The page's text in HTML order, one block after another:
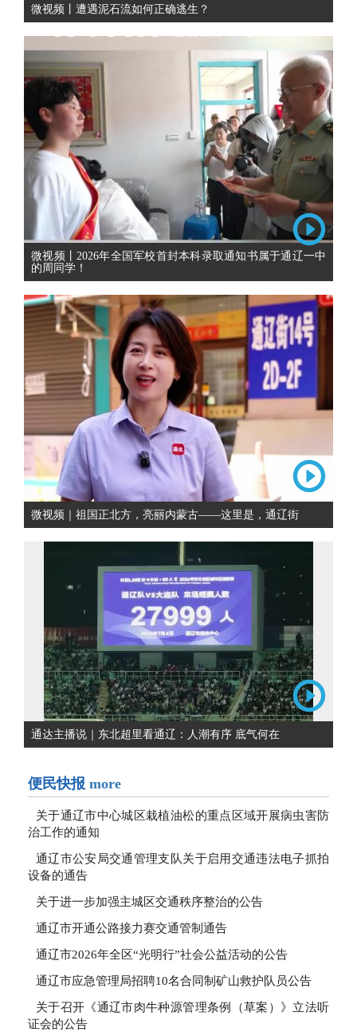
微视频丨遭遇泥石流如何正确逃生？
微视频丨2026年全国军校首封本科录取通知书属于通辽一中
的周同学！
微视频｜祖国正北方，亮丽内蒙古——这里是，通辽街
通达主播说｜东北超里看通辽：人潮有序 底气何在
便民快报 more
关于通辽市中心城区栽植油松的重点区域开展病虫害防
治工作的通知
通辽市公安局交通管理支队关于启用交通违法电子抓拍
设备的通告
关于进一步加强主城区交通秩序整治的公告
通辽市开通公路接力赛交通管制通告
通辽市2026年全区“光明行”社会公益活动的公告
通辽市应急管理局招聘10名合同制矿山救护队员公告
关于召开《通辽市肉牛种源管理条例（草案）》立法听
证会的公告